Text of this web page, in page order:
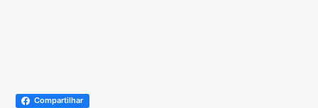
Compartilhar